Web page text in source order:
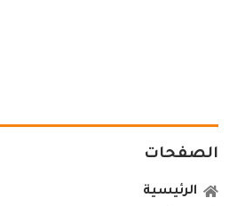
الصفحات
الرئيسية